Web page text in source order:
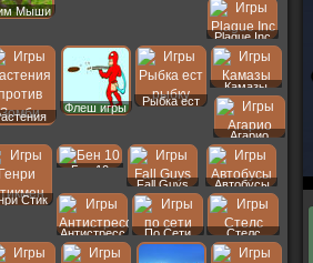
Мыши
Plague Inc
Флеш игры
Рыбка ест
Камазы
Агарио
Стик
Бен 10
Fall Guys
Автобусы
Антистресс По Сети Стелс